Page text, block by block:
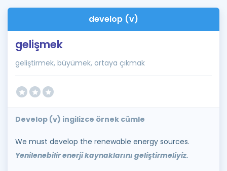
İngilizce Gramer
develop (v)
gelişmek
geliştirmek, büyümek, ortaya çıkmak
Develop (v) ingilizce örnek cümle
We must develop the renewable energy sources.
Yenilenebilir enerji kaynaklarını geliştirmeliyiz.